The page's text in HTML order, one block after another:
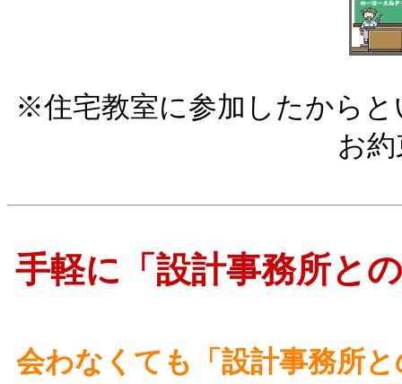
※住宅教室に参加したから
お
手軽に「設計事務所と
会わなくても「設計事務所